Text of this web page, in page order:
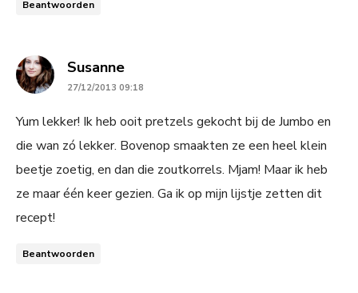
Beantwoorden
Susannesays:
27/12/2013 09:18
Yum lekker! Ik heb ooit pretzels gekocht bij de Jumbo en
die wan zó lekker. Bovenop smaakten ze een heel klein
beetje zoetig, en dan die zoutkorrels. Mjam! Maar ik heb
ze maar één keer gezien. Ga ik op mijn lijstje zetten dit
recept!
Beantwoorden